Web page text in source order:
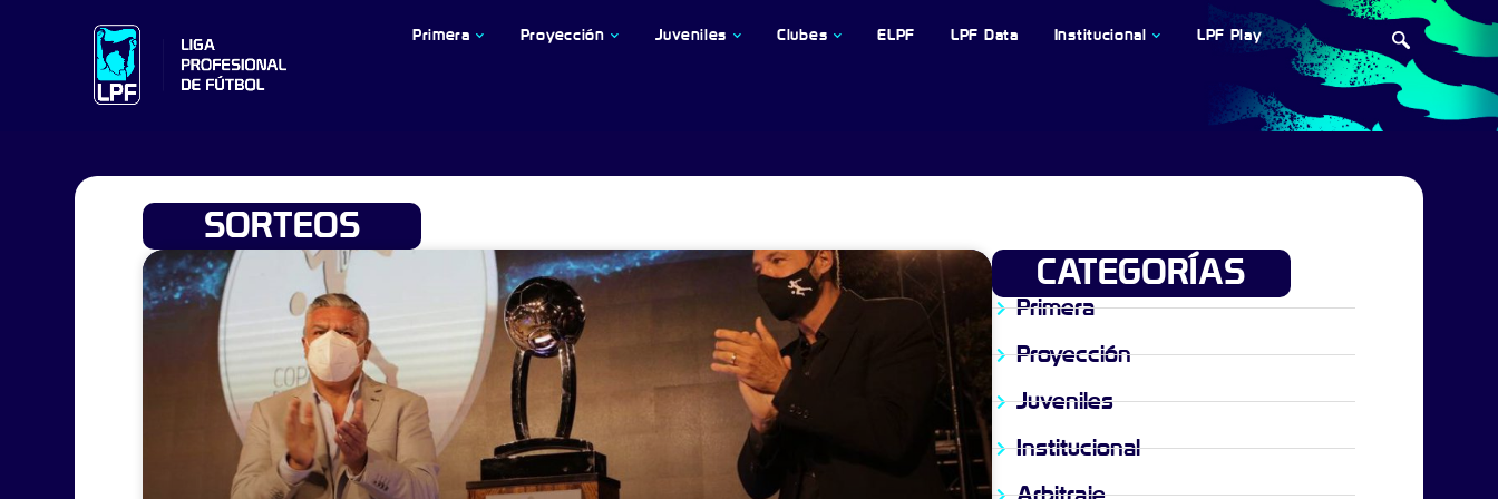
Primera Proyección Juveniles Clubes ELPF LPF Data Institucional LPF Play
SORTEOS
CATEGORÍAS
Primera
Proyección
Juveniles
Institucional